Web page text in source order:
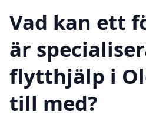
Vad kan ett
är
flytthjälp i
till med?